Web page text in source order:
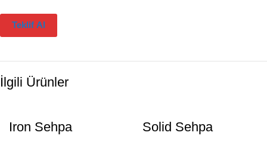
Teklif Al
İlgili Ürünler
Iron Sehpa Solid Sehpa